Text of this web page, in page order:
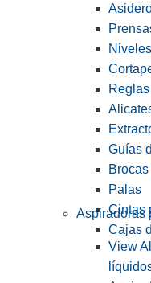
Niveles
Guías
Palas
Cintas
Cajas
Aspiradoras
View